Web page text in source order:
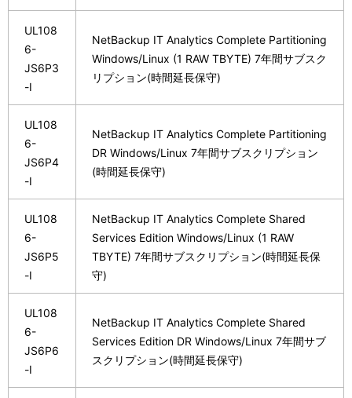
UL108
6-
JS6P3
-I
NetBackup IT Analytics Complete Partitioning
Windows/Linux (1 RAW TBYTE) 7年間サブスク
リプション(時間延長保守)
UL108
6-
JS6P4
-I
NetBackup IT Analytics Complete Partitioning
DR Windows/Linux 7年間サブスクリプション
(時間延長保守)
UL108
6-
JS6P5
-I
NetBackup IT Analytics Complete Shared
Services Edition Windows/Linux (1 RAW
TBYTE) 7年間サブスクリプション(時間延長保
守)
UL108
6-
JS6P6
-I
NetBackup IT Analytics Complete Shared
Services Edition DR Windows/Linux 7年間サブ
スクリプション(時間延長保守)